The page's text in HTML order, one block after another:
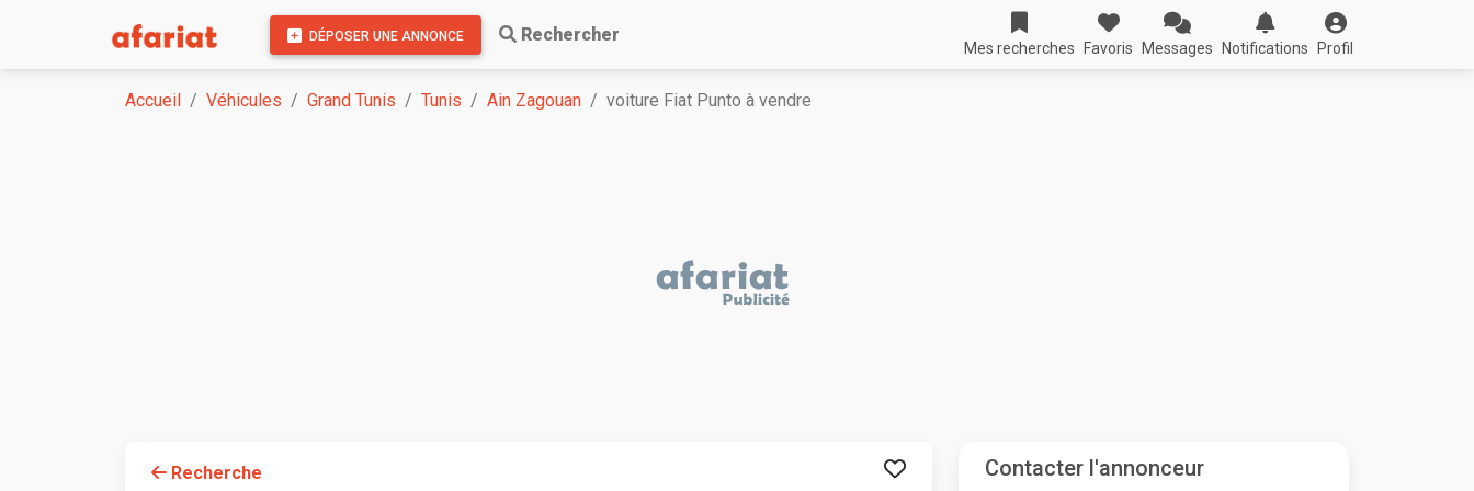
DÉPOSER UNE ANNONCE Rechercher
Mes recherches Favoris Messages Notifications Profil
Accueil Véhicules Grand Tunis Tunis Ain Zagouan voiture Fiat Punto à vendre
Recherche Contacter l'annonceur